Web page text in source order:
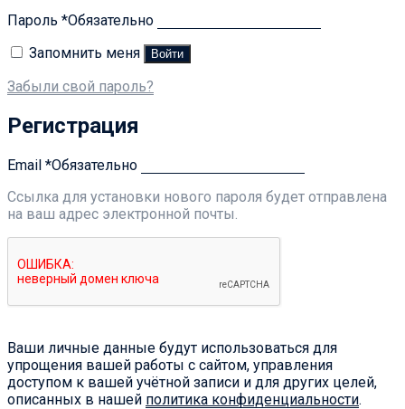
Пароль *Обязательно
Запомнить меня
Войти
Забыли свой пароль?
Регистрация
Email *Обязательно
Ссылка для установки нового пароля будет отправлена ​​
на ваш адрес электронной почты.
Ваши личные данные будут использоваться для
упрощения вашей работы с сайтом, управления
доступом к вашей учётной записи и для других целей,
описанных в нашей политика конфиденциальности.